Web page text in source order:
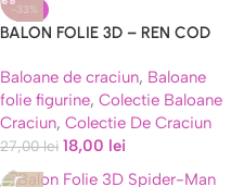
-33%
BALON FOLIE 3D – REN COD
Baloane de craciun, Baloane
folie figurine, Colectie Baloane
Craciun, Colectie De Craciun
27,00lei 18,00 lei